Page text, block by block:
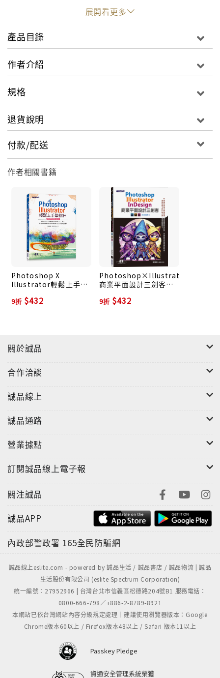
在專案範例中，除了一般較常見的Logo、海報、卡片、
封面、菜單、明信片、月曆、包裝盒與潮T等平面作品
外，更納入數位世代的廣告Banner、使用者介面，以及
Line貼圖等創作。
展開看更多
產品目錄
作者介紹
規格
退貨說明
付款/配送
作者相關書籍
Photoshop X
Illustrator輕鬆上手學
2021
9折 $432
商業平面設計三劍客
9折 $432
關於誠品
合作洽談
誠品線上
誠品通路
營業據點
訂閱誠品線上電子報
關注誠品
誠品APP
內政部警政署 165全民防騙網
誠品線上eslite.com - powered by 誠品生活 / 誠品書店 / 誠品物流 | 誠品
生活股份有限公司 (eslite Spectrum Corporation)
統一編號：27952966 | 台灣台北市信義區松德路204號B1 服務電話：
0800-666-798／+886-2-8789-8921
本網站已依台灣網站內容分級規定處理｜建議使用瀏覽器版本：Google
Chrome版本60以上 / Firefox版本48以上 / Safari 版本11以上
Passkey Pledge
資通安全管理系統榮獲